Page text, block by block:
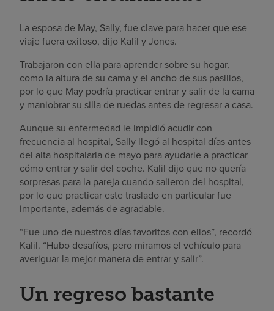
La esposa de May, Sally, fue clave para hacer que ese
viaje fuera exitoso, dijo Kalil y Jones.
Trabajaron con ella para aprender sobre su hogar,
como la altura de su cama y el ancho de sus pasillos,
por lo que May podría practicar entrar y salir de la cama
y maniobrar su silla de ruedas antes de regresar a casa.
Aunque su enfermedad le impidió acudir con
frecuencia al hospital, Sally llegó al hospital días antes
del alta hospitalaria de mayo para ayudarle a practicar
cómo entrar y salir del coche. Kalil dijo que no quería
sorpresas para la pareja cuando salieron del hospital,
por lo que practicar este traslado en particular fue
importante, además de agradable.
“Fue uno de nuestros días favoritos con ellos”, recordó
Kalil. “Hubo desafíos, pero miramos el vehículo para
averiguar la mejor manera de entrar y salir”.
Un regreso bastante